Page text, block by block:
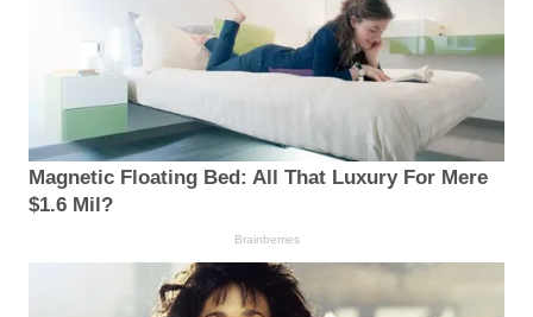
Magnetic Floating Bed: All That Luxury For Mere
$1.6 Mil?
Brainberries